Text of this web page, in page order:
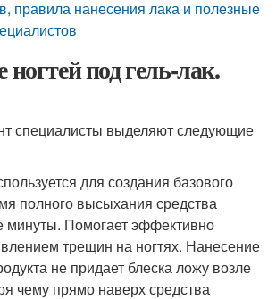
правила нанесения лака и полезные
под гель-лак.
специалисты выделяют следующие
для создания базового
полного высыхания средства
минуты. Помогает эффективно
трещин на ногтях. Нанесение
не придает блеска ложу возле
чему прямо наверх средства